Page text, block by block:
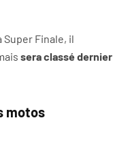
Finale, il
sera classé dernier
motos